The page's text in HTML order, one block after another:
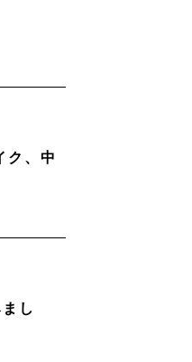
ク、中
し